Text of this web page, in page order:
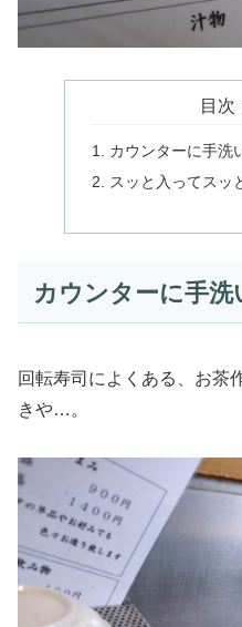
目次
カウンターに手洗
スッと入ってスッ
カウンターに手洗
回転寿司によくある、お茶
きや…。